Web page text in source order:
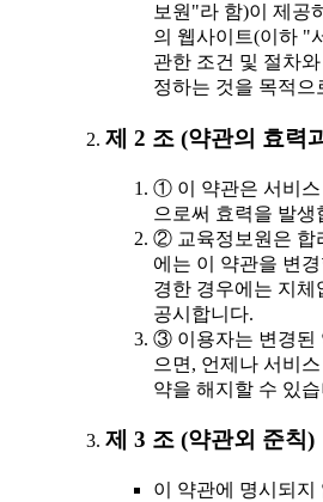
보원"라 함)이 제공
의 웹사이트(이하 "
관한 조건 및 절차
정하는 것을 목적으
제 2 조 (약관의 효력
① 이 약관은 서비스
으로써 효력을 발생
② 교육정보원은 합
에는 이 약관을 변
경한 경우에는 지
공시합니다.
③ 이용자는 변경된
으면, 언제나 서비
약을 해지할 수 있
제 3 조 (약관외 준칙)
이 약관에 명시되지